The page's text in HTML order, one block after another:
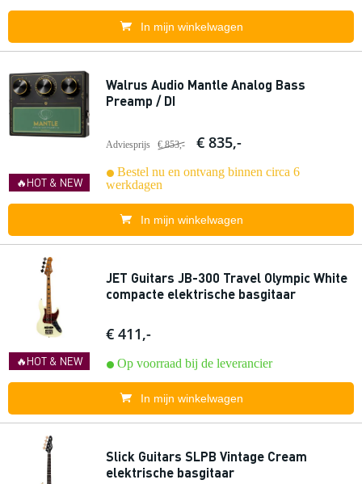
In mijn winkelwagen
🔥HOT & NEW
Walrus Audio Mantle Analog Bass
Preamp / DI
Adviesprijs € 853,- € 835,-
Bestel nu en ontvang binnen circa 6
werkdagen
In mijn winkelwagen
🔥HOT & NEW
JET Guitars JB-300 Travel Olympic White
compacte elektrische basgitaar
€ 411,-
Op voorraad bij de leverancier
In mijn winkelwagen
Slick Guitars SLPB Vintage Cream
elektrische basgitaar